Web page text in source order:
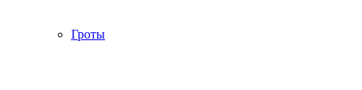
Гроты